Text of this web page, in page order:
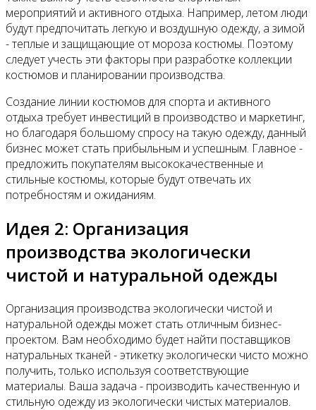
мероприятий и активного отдыха. Например, летом люди
будут предпочитать легкую и воздушную одежду, а зимой
- теплые и защищающие от мороза костюмы. Поэтому
следует учесть эти факторы при разработке коллекции
костюмов и планировании производства.
Создание линии костюмов для спорта и активного
отдыха требует инвестиций в производство и маркетинг,
но благодаря большому спросу на такую одежду, данный
бизнес может стать прибыльным и успешным. Главное -
предложить покупателям высококачественные и
стильные костюмы, которые будут отвечать их
потребностям и ожиданиям.
Идея 2: Организация
производства экологически
чистой и натуральной одежды
Организация производства экологически чистой и
натуральной одежды может стать отличным бизнес-
проектом. Вам необходимо будет найти поставщиков
натуральных тканей - этикетку экологически чисто можно
получить, только используя соответствующие
материалы. Ваша задача - производить качественную и
стильную одежду из экологически чистых материалов.